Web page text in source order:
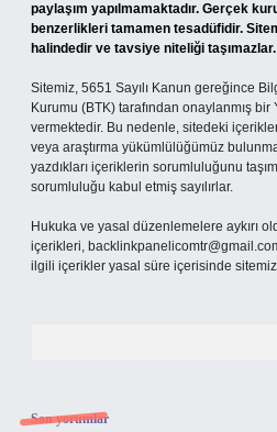
paylaşım yapılmamaktadır. Gerçek
benzerlikleri tamamen tesadüfidir.
halindedir ve tavsiye niteliği taşımazlar.
Sitemiz, 5651 Sayılı Kanun gereğince
Kurumu (BTK) tarafından onaylanmış bir
vermektedir. Bu nedenle, sitedeki
veya araştırma yükümlülüğümüz
yazdıkları içeriklerin sorumluluğunu
sorumluluğu kabul etmiş sayılırlar.
Hukuka ve yasal düzenlemelere aykırı
içerikleri,
ilgili içerikler yasal süre içerisinde
Son yorumlar